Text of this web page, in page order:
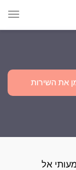
את השירות
אל